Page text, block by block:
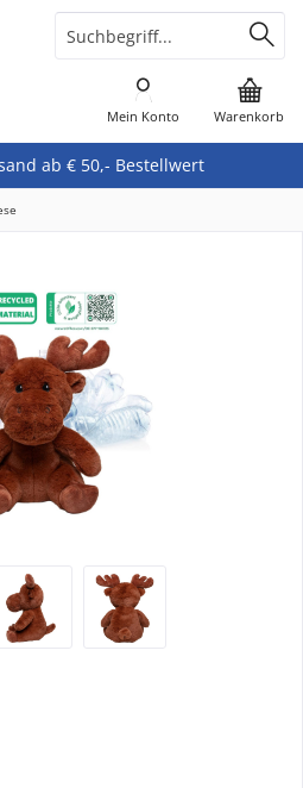
ab € 50,- Bestellwert
Warenkorb
Mein Konto